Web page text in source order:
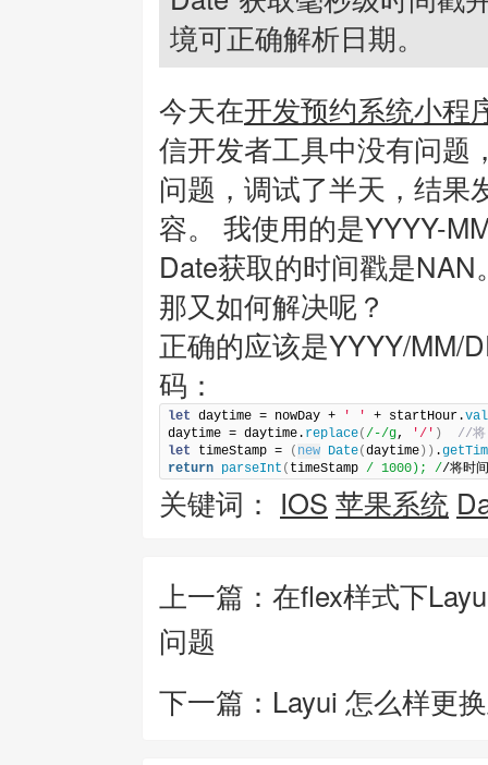
境可正确解析日期。
今天在开发预约系统小程
信开发者工具中没有问题
问题，调试了半天，结果
容。 我使用的是YYYY-
Date获取的时间戳是NAN
那又如何解决呢？
正确的应该是YYYY/MM/
码：
let daytime = nowDay + ' ' + startHour.
daytime = daytime. replace(/-/g, '/' )
//将
let timeStamp = ( new Date(daytime ) ) .
return parseInt ( timeStamp / 1000); //将时
关键词： IOS 苹果系统
上一篇：在flex样式下
问题
下一篇：Layui 怎么样更